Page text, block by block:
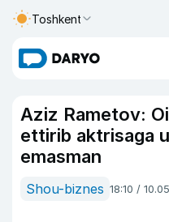
Toshkent
Aziz Rametov:
ettirib aktrisaga
emasman
Shou-biznes 18:10 /